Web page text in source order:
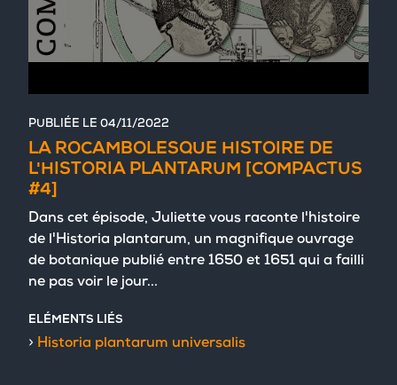
PUBLIÉE LE 04/11/2022
LA ROCAMBOLESQUE HISTOIRE DE
L'HISTORIA PLANTARUM [COMPACTUS
#4]
Dans cet épisode, Juliette vous raconte l'histoire
de l'Historia plantarum, un magnifique ouvrage
de botanique publié entre 1650 et 1651 qui a failli
ne pas voir le jour...
ELÉMENTS LIÉS
Historia plantarum universalis